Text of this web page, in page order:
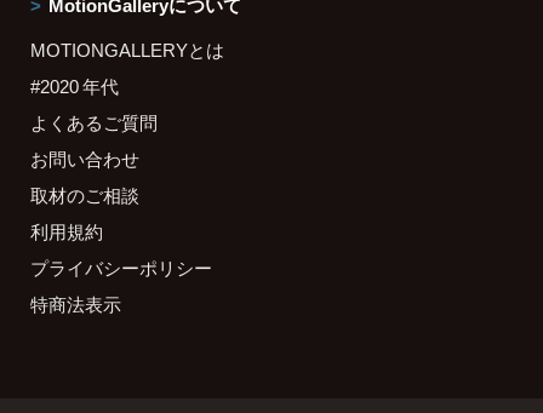
MOTIONGALLERYとは
#2020 年代
よくあるご質問
お問い合わせ
取材のご相談
利用規約
プライバシーポリシー
特商法表示